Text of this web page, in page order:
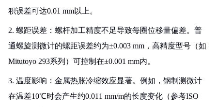
积误差可达0.01 mm以上。
2. 螺距误差：螺杆加工精度不足导致每圈位移量偏差。普
通螺旋测微计的螺距误差约为±0.003 mm，高精度型号（如
Mitutoyo 293系列）可控制在±0.001 mm内。
3. 温度影响：金属热胀冷缩效应显著。例如，钢制测微计
在温差10℃时会产生约0.011 mm/m的长度变化（参考ISO